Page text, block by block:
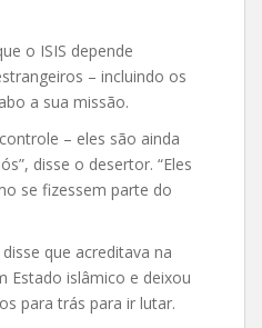
o ISIS depende
– incluindo os
a sua missão.
– eles são ainda
disse o desertor. “Eles
se fizessem parte do
que acreditava na
Estado islâmico e deixou
para trás para ir lutar.